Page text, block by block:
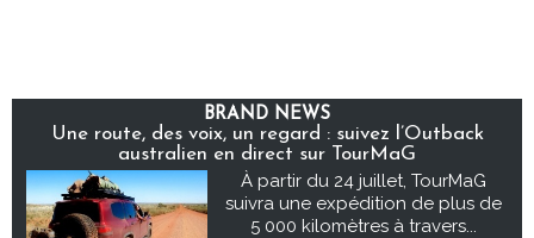
BRAND NEWS
Une route, des voix, un regard : suivez l’Outback
australien en direct sur TourMaG
À partir du 24 juillet, TourMaG
suivra une expédition de plus de
5 000 kilomètres à travers...